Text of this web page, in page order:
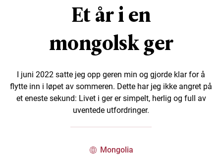
Et år i en
mongolsk ger
I juni 2022 satte jeg opp geren min og gjorde klar for å
flytte inn i løpet av sommeren. Dette har jeg ikke angret på
et eneste sekund: Livet i ger er simpelt, herlig og full av
uventede utfordringer.
Mongolia